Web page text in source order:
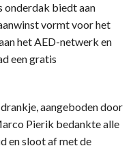
onderdak biedt aan
vormt voor het
het AED-netwerk en
een gratis
aangeboden door
Pierik bedankte alle
en sloot af met de